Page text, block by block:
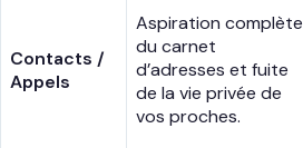
Contacts /
Appels
Aspiration complète
du carnet
d’adresses et fuite
de la vie privée de
vos proches.